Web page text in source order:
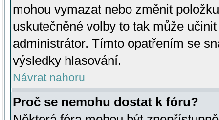
mohou vymazat nebo změnit
uskutečněné volby to tak může
administrátor. Tímto opatřením se
výsledky hlasování.
Návrat nahoru
Proč se nemohu dostat k fóru?